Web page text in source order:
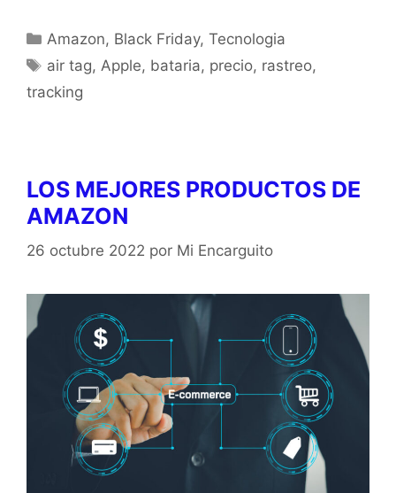
Amazon, Black Friday,Tecnologia
air tag,Apple, bataria, precio, rastreo,
tracking
LOS MEJORES PRODUCTOS DE
AMAZON
26 octubre 2022 por Mi Encarguito